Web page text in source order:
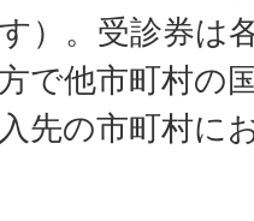
）。受診券は
で他市町村の
先の市町村に